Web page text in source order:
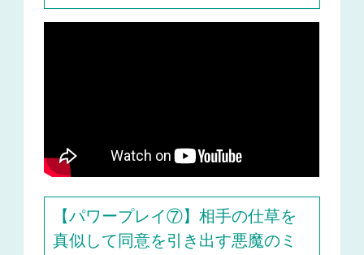
【パワープレイ⑦】相手の仕草を
真似して同意を引き出す悪魔のミ